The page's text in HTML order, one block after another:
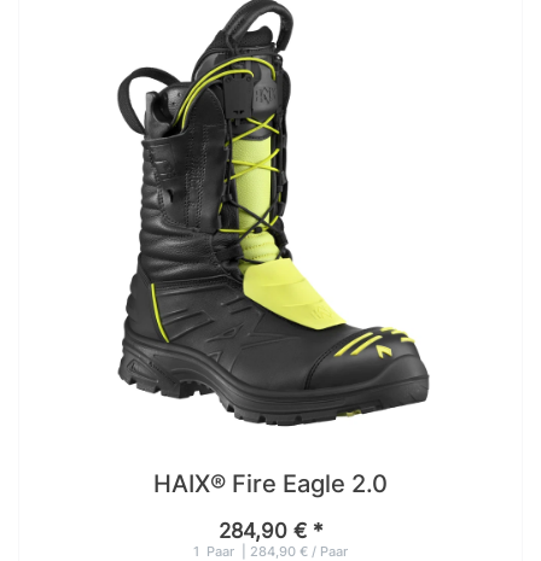
HAIX® Fire Eagle 2.0
284,90 € *
1 Paar | 284,90 € / Paar